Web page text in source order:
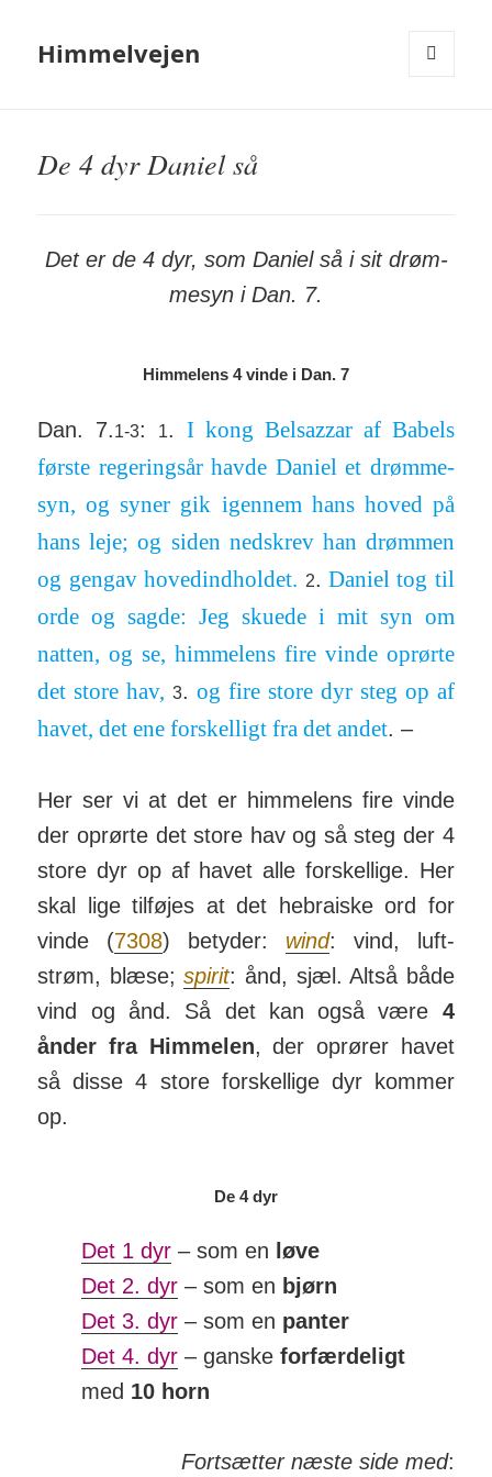
Himmelvejen
De 4 dyr Daniel så
Det er de 4 dyr, som Daniel så i sit drøm­
me­syn i Dan. 7.
Himmelens 4 vinde i Dan. 7
Dan. 7.1-3: 1.I kong Bel­sazzar af Babels
første reger­ingsår havde Daniel et drøm­me­
syn, og syner gik igennem hans hoved på
hans leje; og siden ned­skrev han drømmen
og gengav hoved­ind­holdet. 2. Daniel tog til
orde og sagde: Jeg skuede i mit syn om
natten, og se, him­melens fire vinde op­rørte
det store hav,3. og fire store dyr steg op af
havet, det ene for­skel­ligt fra det andet. –
Her ser vi at det er him­melens fire vinde
der op­rørte det store hav og så steg der 4
store dyr op af havet alle for­skel­lige. Her
skal lige tilføjes at det hebra­iske ord for
vinde (7308) betyder: wind: vind, luft­
strøm, blæse;spirit: ånd, sjæl. Altså både
vind og ånd. Så det kan også være 4
ånder fra Him­melen, der op­rører havet
så disse 4 store for­skel­lige dyr kommer
op.
De 4 dyr
Det 1 dyr – som en løve
Det 2. dyr – som en bjørn
Det 3. dyr – som en panter
Det 4. dyr – ganskeforfærdeligt
med 10 horn
Fortsætter næste side med: